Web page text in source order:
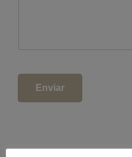
Enviar